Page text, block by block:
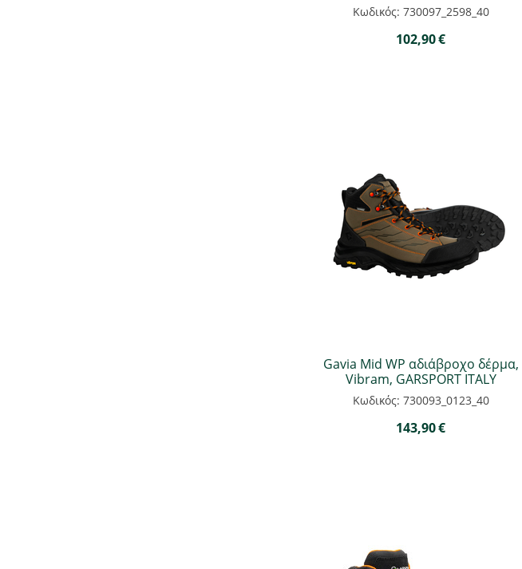
Κωδικός: 730097_2598_40
102,90€
Gavia Mid WP αδιάβροχο δέρμα,
Vibram, GARSPORT ITALY
Κωδικός: 730093_0123_40
143,90€